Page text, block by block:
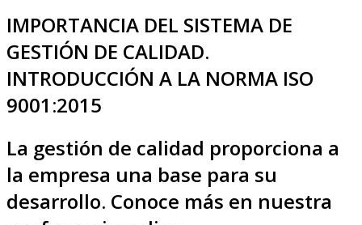
IMPORTANCIA DEL SISTEMA DE
GESTIÓN DE CALIDAD.
INTRODUCCIÓN A LA NORMA ISO
9001:2015
La gestión de calidad proporciona a
la empresa una base para su
desarrollo. Conoce más en nuestra